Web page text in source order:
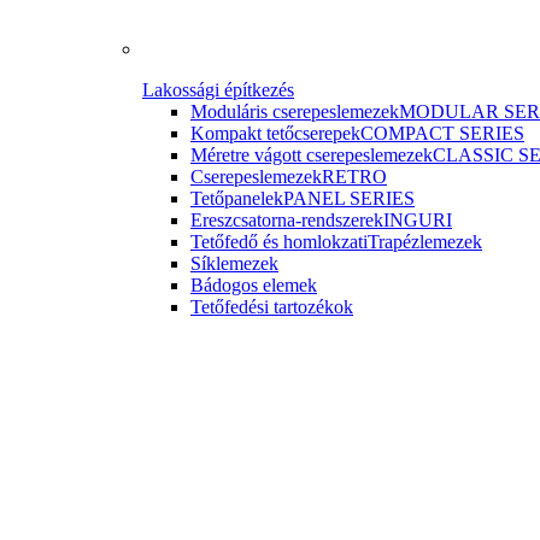
Lakossági építkezés
Moduláris cserepeslemezekMODULAR
Kompakt tetőcserepekCOMPACT SERIES
Méretre vágott cserepeslemezekCLASSIC
CserepeslemezekRETRO
TetőpanelekPANEL SERIES
Ereszcsatorna-rendszerekINGURI
Tetőfedő és homlokzatiTrapézlemezek
Síklemezek
Bádogos elemek
Tetőfedési tartozékok